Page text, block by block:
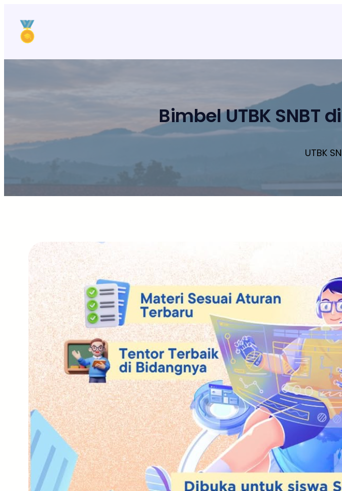
konten
Bimbel UTBK SNBT
UTBK